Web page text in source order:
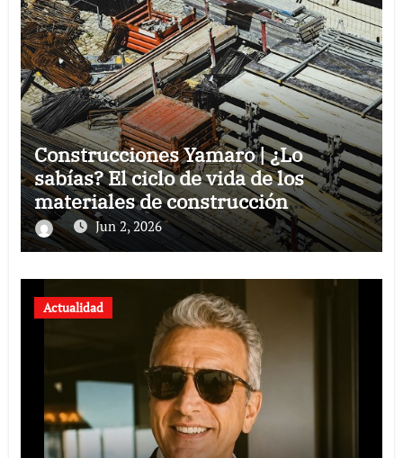
Construcciones Yamaro | ¿Lo
sabías? El ciclo de vida de los
materiales de construcción
revoluciona eficiencia en proyectos
modernos
Jun 2, 2026
Actualidad